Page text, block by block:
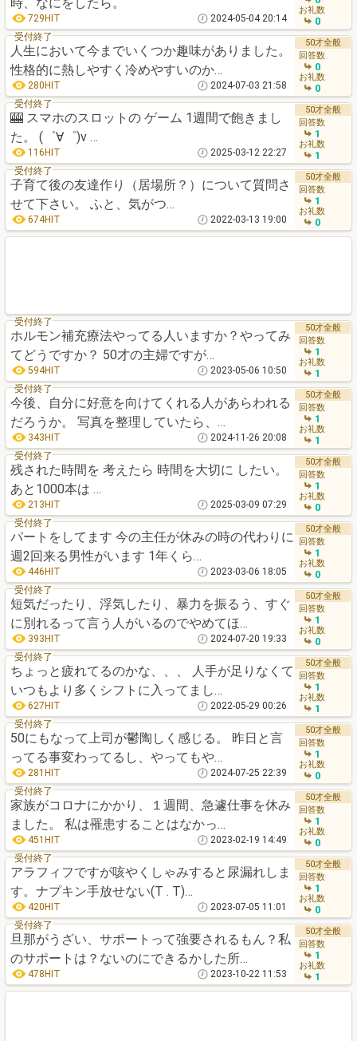
729HIT 2024-05-04 20:14
お礼数
0
受付終了
人生において今までいくつか趣味がありました。
性格的に熱しやすく冷めやすいのか…
280HIT 2024-07-03 21:58
50才全般
回答数
0
お礼数
0
受付終了
🎰 スマホのスロットの ゲーム 1週間で飽きまし
た。 (゜∀゜)v …
116HIT 2025-03-12 22:27
50才全般
回答数
1
お礼数
1
受付終了
子育て後の友達作り（居場所？）について質問さ
せて下さい。 ふと、気がつ…
674HIT 2022-03-13 19:00
50才全般
回答数
1
お礼数
0
受付終了
ホルモン補充療法やってる人いますか？やってみ
てどうですか？ 50才の主婦ですが…
594HIT 2023-05-06 10:50
50才全般
回答数
1
お礼数
1
受付終了
今後、自分に好意を向けてくれる人があらわれる
だろうか。 写真を整理していたら、…
343HIT 2024-11-26 20:08
50才全般
回答数
1
お礼数
1
受付終了
残された時間を 考えたら 時間を大切に したい。
あと1000本は …
213HIT 2025-03-09 07:29
50才全般
回答数
1
お礼数
0
受付終了
パートをしてます 今の主任が休みの時の代わりに
週2回来る男性がいます 1年くら…
446HIT 2023-03-06 18:05
50才全般
回答数
1
お礼数
0
受付終了
短気だったり、浮気したり、暴力を振るう、すぐ
に別れるって言う人がいるのでやめてほ…
393HIT 2024-07-20 19:33
50才全般
回答数
1
お礼数
0
受付終了
ちょっと疲れてるのかな、、、 人手が足りなくて
いつもより多くシフトに入ってまし…
627HIT 2022-05-29 00:26
50才全般
回答数
1
お礼数
1
受付終了
50にもなって上司が鬱陶しく感じる。 昨日と言
ってる事変わってるし、やってもや…
281HIT 2024-07-25 22:39
50才全般
回答数
1
お礼数
0
受付終了
家族がコロナにかかり、１週間、急遽仕事を休み
ました。 私は罹患することはなかっ…
451HIT 2023-02-19 14:49
50才全般
回答数
1
お礼数
0
受付終了
アラフィフですが咳やくしゃみすると尿漏れしま
す。ナプキン手放せない(T . T)…
420HIT 2023-07-05 11:01
50才全般
回答数
1
お礼数
0
受付終了
旦那がうざい、サポートって強要されるもん？私
のサポートは？ないのにできるかした所…
478HIT 2023-10-22 11:53
50才全般
回答数
1
お礼数
1